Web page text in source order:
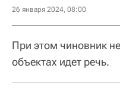
26 января 2024, 08:00
При этом чиновник
объектах идет речь.